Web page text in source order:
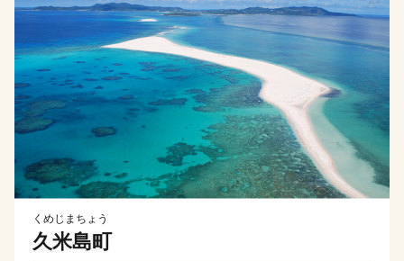
くめじまちょう
久米島町